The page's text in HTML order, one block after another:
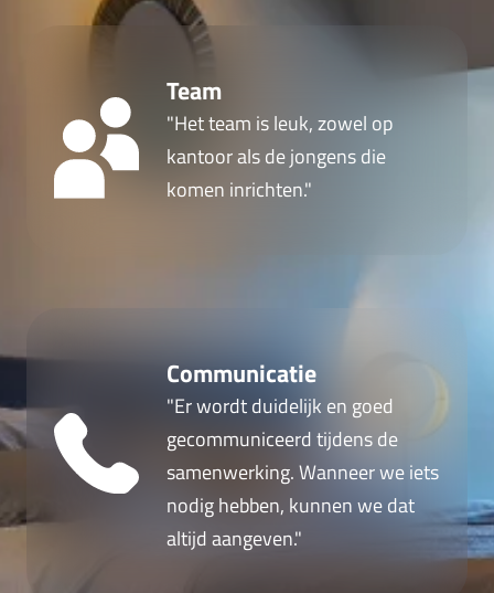
Team
"Het team is leuk, zowel op
kantoor als de jongens die
komen inrichten."
Communicatie
"Er wordt duidelijk en goed
gecommuniceerd tijdens de
samenwerking. Wanneer we iets
nodig hebben, kunnen we dat
altijd aangeven."